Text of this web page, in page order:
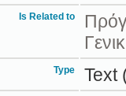
Is Related to
Type Text